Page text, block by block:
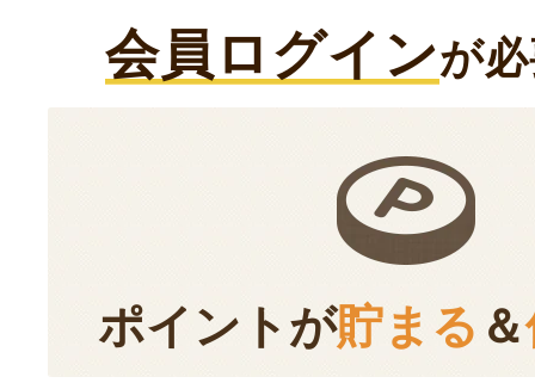
会員ログインが
ポイントが貯まる ＆